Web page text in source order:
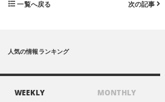
一覧へ戻る 次の記事
人気の情報ランキング
WEEKLY MONTHLY